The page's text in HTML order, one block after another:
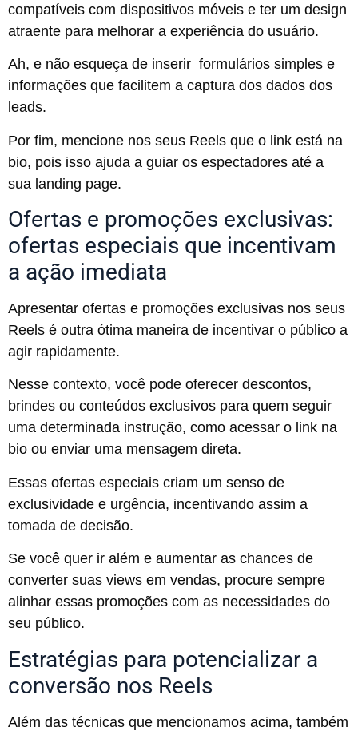
compatíveis com dispositivos móveis e ter um design
atraente para melhorar a experiência do usuário.
Ah, e não esqueça de inserir formulários simples e
informações que facilitem a captura dos dados dos
leads.
Por fim, mencione nos seus Reels que o link está na
bio, pois isso ajuda a guiar os espectadores até a
sua landing page.
Ofertas e promoções exclusivas:
ofertas especiais que incentivam
a ação imediata
Apresentar ofertas e promoções exclusivas nos seus
Reels é outra ótima maneira de incentivar o público a
agir rapidamente.
Nesse contexto, você pode oferecer descontos,
brindes ou conteúdos exclusivos para quem seguir
uma determinada instrução, como acessar o link na
bio ou enviar uma mensagem direta.
Essas ofertas especiais criam um senso de
exclusividade e urgência, incentivando assim a
tomada de decisão.
Se você quer ir além e aumentar as chances de
converter suas views em vendas, procure sempre
alinhar essas promoções com as necessidades do
seu público.
Estratégias para potencializar a
conversão nos Reels
Além das técnicas que mencionamos acima, também